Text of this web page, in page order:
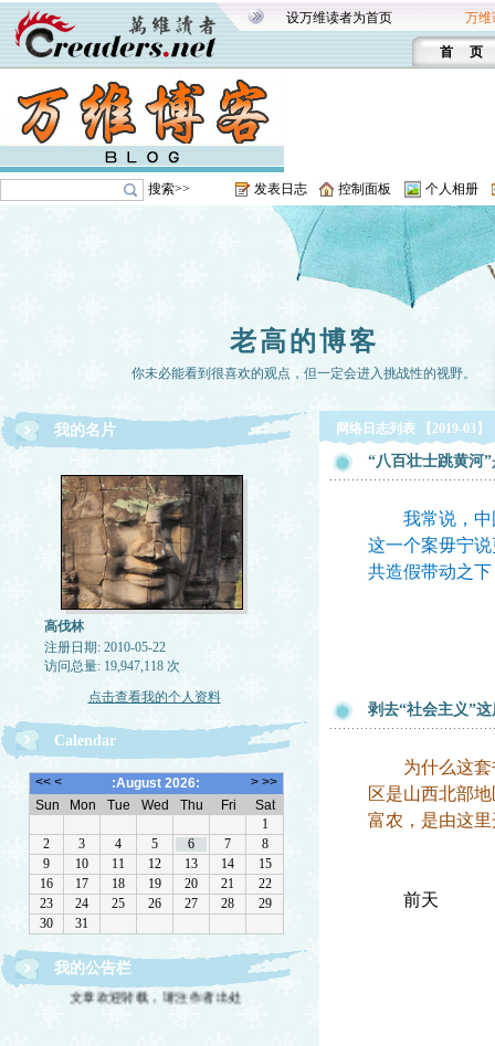
设万维读者为首页 万维
首 页
搜索>> 发表日志 控制面板 个人相册
老高的博客
你未必能看到很喜欢的观点，但一定会进入挑战性的视野。
我的名片
高伐林
注册日期: 2010-05-22
访问总量: 19,947,118 次
点击查看我的个人资料
Calendar
我的公告栏
文章欢迎转载，请注作者出处
网络日志列表 【2019-03】
“八百壮士跳黄河
我常说，中国
这一个案毋宁
共造假带动之
剥去“社会主义”
为什么这套书
区是山西北部
富农，是由这
前天